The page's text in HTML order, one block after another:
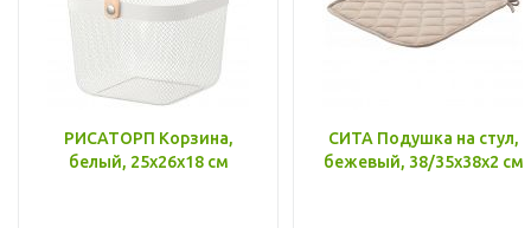
РИСАТОРП Корзина,
белый, 25x26x18 см
СИТА Подушка на стул,
бежевый, 38/35x38x2 см